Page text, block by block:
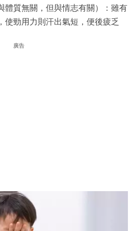
體質無關，但與情志有關）：雖有
使勁用力則汗出氣短，便後疲乏
廣告